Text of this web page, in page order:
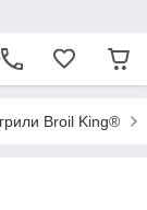
Broil King®